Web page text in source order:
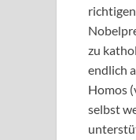
zu
endlich
Homos
selbst